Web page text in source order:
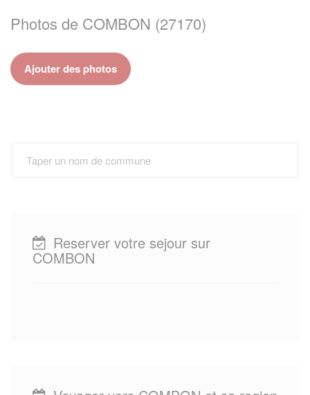
Photos de COMBON (27170)
Ajouter des photos
Reserver votre sejour sur
COMBON